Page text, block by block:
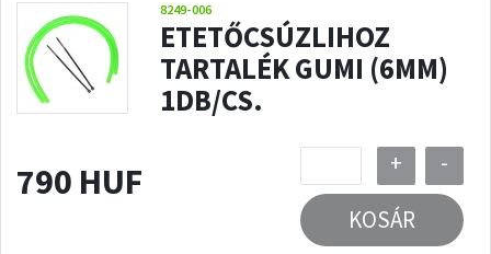
8249-006
ETETŐCSÚZLIHOZ
TARTALÉK GUMI (6MM)
1DB/CS.
790 HUF +
-
KOSÁR